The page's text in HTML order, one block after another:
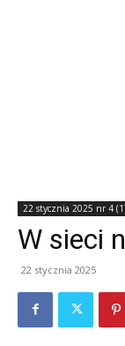
22 stycznia 2025 nr 4
W sieci
22 stycznia 2025